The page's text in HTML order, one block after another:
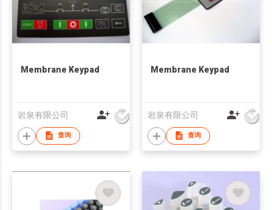
Membrane Keypad
岩泉有限公司
查询
Membrane Keypad
岩泉有限公司
查询